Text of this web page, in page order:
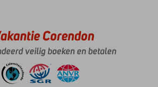
Corendon
veilig boeken en betalen